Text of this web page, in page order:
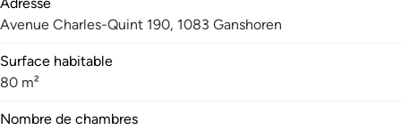
Avenue Charles-Quint 190, 1083 Ganshoren
Surface habitable
80 m²
Nombre de chambres